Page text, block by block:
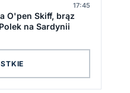
17:45
O'pen Skiff, brąz
na Sardynii